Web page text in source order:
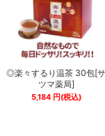
◎楽々するり温茶 30包[
ツマ薬局]
5,184円(税込)